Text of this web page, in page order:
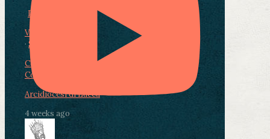
Photo
View on Facebook
· Share
Condividi su Facebook
Condividi su LinkedIn
Arcidiocesi di Lucca
4 weeks ago